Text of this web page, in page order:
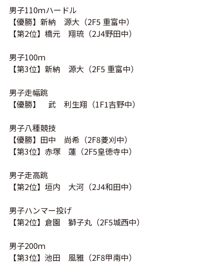
男子110ｍハードル
【優勝】新納 源大（2F5 重富中）
【第2位】橋元 翔琉（2J4野田中）
男子100ｍ
【第3位】新納 源大（2F5 重富中）
男子走幅跳
【優勝】 武 利生翔（1F1吉野中）
男子八種競技
【優勝】田中 尚希（2F8菱刈中）
【第3位】赤塚 蓮（2F5皇徳寺中）
男子走高跳
【第2位】垣内 大河（2J4和田中）
男子ハンマー投げ
【第2位】倉園 獅子丸（2F5城西中）
男子200ｍ
【第3位】池田 風雅（2F8甲南中）